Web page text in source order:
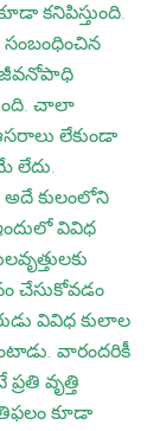
కనిపిస్తుంది.
సంబంధించిన
జీవనోపాధి
చాలా
లేకుండా
లేదు.
అదే కులంలోని
వివిధ
చేసుకోవడం
వివిధ కులాల
వారందరికీ
వృత్తి
కూడా